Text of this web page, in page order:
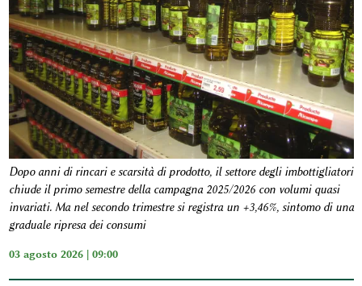
Dopo anni di rincari e scarsità di prodotto, il settore degli imbottigliatori
chiude il primo semestre della campagna 2025/2026 con volumi quasi
invariati. Ma nel secondo trimestre si registra un +3,46%, sintomo di una
graduale ripresa dei consumi
03 agosto 2026 | 09:00